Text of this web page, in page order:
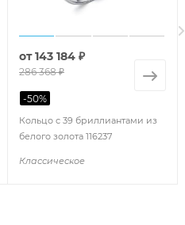
Кольцо с 39 бриллиантами из
белого золота 116237
Классическое
от143 184 ₽
286 368 ₽
-50%